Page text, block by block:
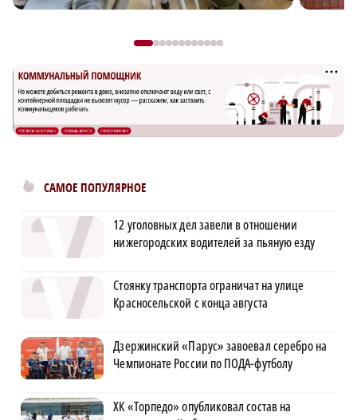
САМОЕ ПОПУЛЯРНОЕ
12 уголовных дел завели в отношении
нижегородских водителей за пьяную езду
Стоянку транспорта ограничат на улице
Красносельской с конца августа
Дзержинский «Парус» завоевал серебро на
Чемпионате России по ПОДА-футболу
ХК «Торпедо» опубликовал состав на